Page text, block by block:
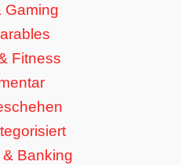
Gaming
Fitness
Banking